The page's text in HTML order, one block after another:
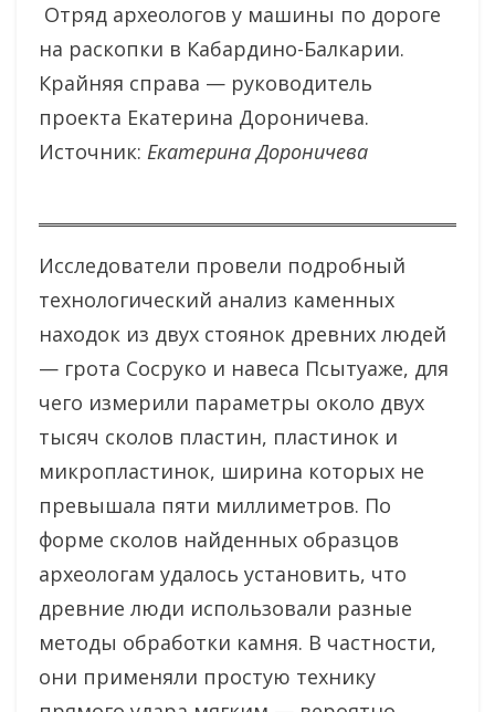
Отряд археологов у машины по дороге
на раскопки в Кабардино-Балкарии.
Крайняя справа — руководитель
проекта Екатерина Дороничева.
Источник: Екатерина Дороничева
Исследователи провели подробный
технологический анализ каменных
находок из двух стоянок древних людей
— грота Сосруко и навеса Псытуаже, для
чего измерили параметры около двух
тысяч сколов пластин, пластинок и
микропластинок, ширина которых не
превышала пяти миллиметров. По
форме сколов найденных образцов
археологам удалось установить, что
древние люди использовали разные
методы обработки камня. В частности,
они применяли простую технику